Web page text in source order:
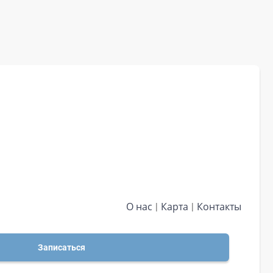
О нас Карта Контакты
Записаться